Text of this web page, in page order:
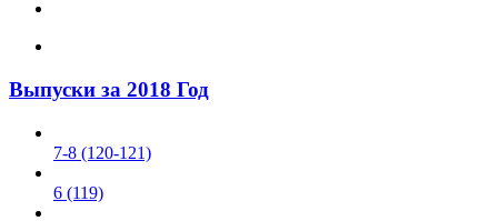
Выпуски за 2018 Год
7-8 (120-121)
6 (119)